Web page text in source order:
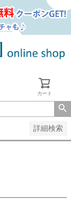
カート
詳細検索